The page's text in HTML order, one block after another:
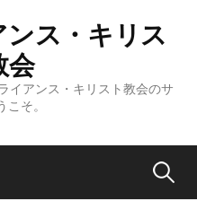
ス・キリス
会
イアンス・キリスト教会のサ
こそ。
検